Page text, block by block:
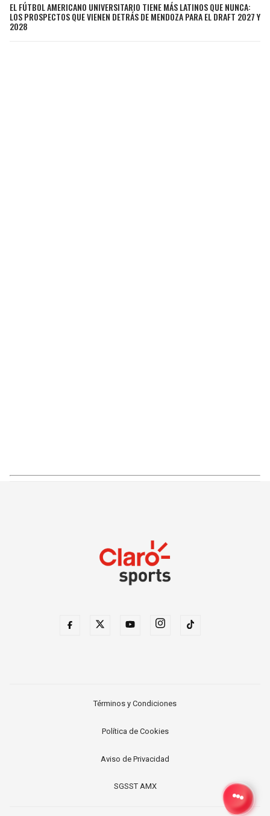
EL FÚTBOL AMERICANO UNIVERSITARIO TIENE MÁS LATINOS QUE NUNCA:
LOS PROSPECTOS QUE VIENEN DETRÁS DE MENDOZA PARA EL DRAFT 2027 Y
2028
Términos y Condiciones
Política de Cookies
Aviso de Privacidad
SGSST AMX